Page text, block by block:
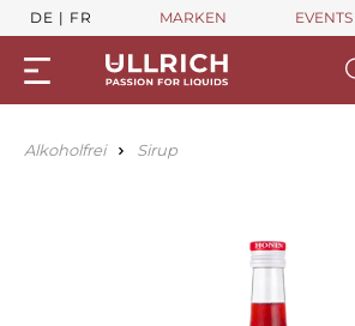
DE FR MARKEN EVENTS
Alkoholfrei Sirup